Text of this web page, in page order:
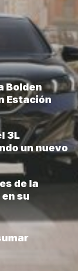
Bolden
Estación
3L
un nuevo
de la
su